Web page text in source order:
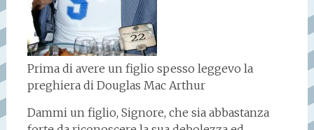
Prima di avere un figlio spesso leggevo la
preghiera di Douglas Mac Arthur
Dammi un figlio, Signore, che sia abbastanza